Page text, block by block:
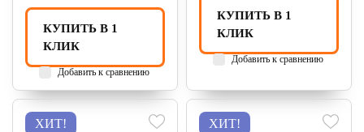
КУПИТЬ В 1
КЛИК
Добавить к сравнению
КУПИТЬ В 1
КЛИК
Добавить к сравнению
ХИТ! ХИТ!